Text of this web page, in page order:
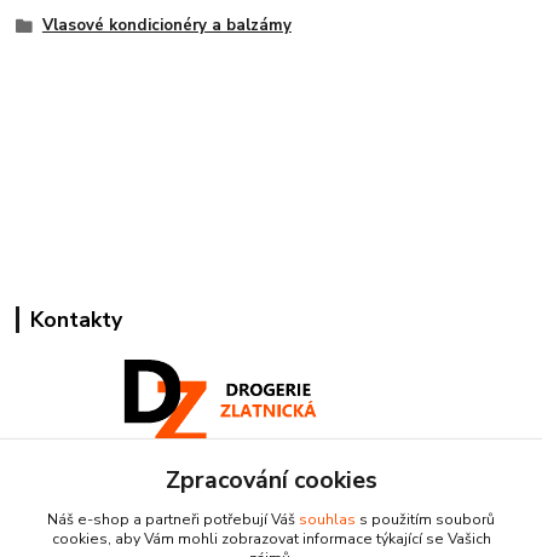
Vlasové kondicionéry a balzámy
Kontakty
Pracovní doba:
+420 224 818 812
Po-Pá: 8:00-18:00 hod.
Zpracování cookies
Náš e-shop a partneři potřebují Váš souhlas s použitím souborů
cookies, aby Vám mohli zobrazovat informace týkající se Vašich